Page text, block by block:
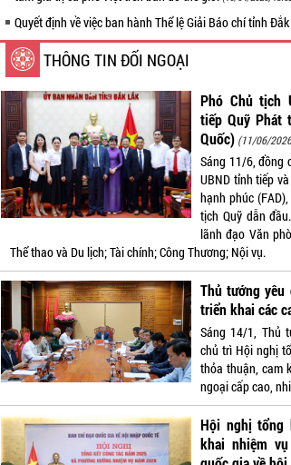
Quyết định về việc ban hành Thể lệ Giải Báo chí tỉnh
THÔNG TIN ĐỐI NGOẠI
Phó Chủ tịch
tiếp Quỹ Phát
Quốc) (11/06/
Sáng 11/6, đồng
UBND tỉnh tiếp
hạnh phúc
tịch Quỹ dẫn
lãnh đạo Văn
Thể thao và Du lịch; Tài chính; Công Thương; Nội vụ.
Thủ tướng yêu
triển khai các
Sáng 14/1, Thủ
chủ trì Hội nghị
thỏa thuận, cam
ngoại cấp cao,
Hội nghị tổng
khai nhiệm